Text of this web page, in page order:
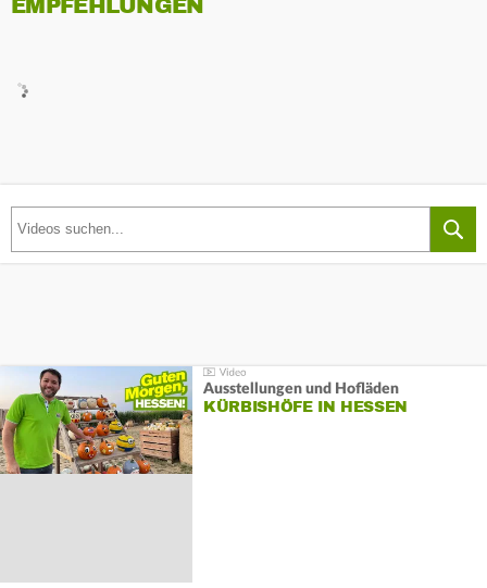
EMPFEHLUNGEN
Ausstellungen und Hofläden
KÜRBISHÖFE IN HESSEN